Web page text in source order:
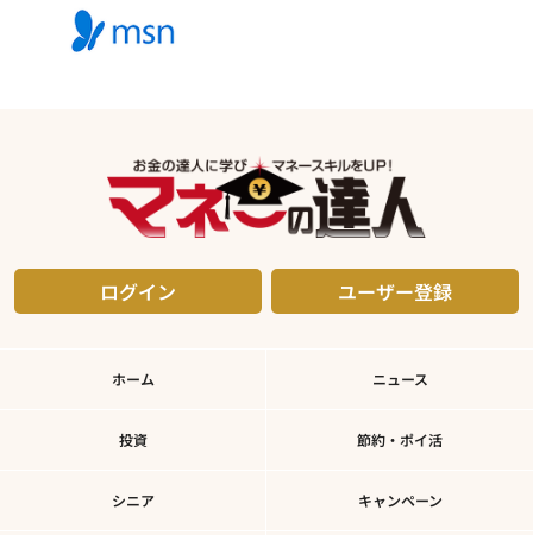
ログイン ユーザー登録
ホーム ニュース
投資 節約・ポイ活
シニア キャンペーン